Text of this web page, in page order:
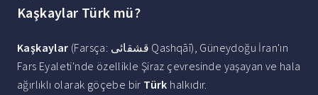
Kaşkaylar Türk mü?
Kaşkaylar (Farsça: قشقائی Qashqāī), Güneydoğu İran'ın
Fars Eyaleti'nde özellikle Şiraz çevresinde yaşayan ve hala
ağırlıklı olarak göçebe bir Türk halkıdır.